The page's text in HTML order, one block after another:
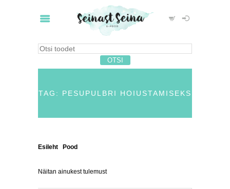
TAG: PESUPULBRI HOIUSTAMISEKS
Esileht Pood
Näitan ainukest tulemust